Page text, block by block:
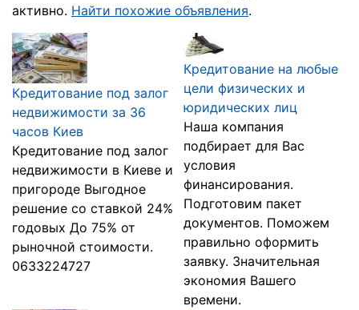
активно. Найти похожие объявления.
Кредитование под залог
недвижимости за 36
часов Киев
Кредитование под залог
недвижимости в Киеве и
пригороде Выгодное
решение со ставкой 24%
годовых До 75% от
рыночной стоимости.
0633224727
Кредитование на любые
цели физических и
юридических лиц
Наша компания
подбирает для Вас
условия
финансирования.
Подготовим пакет
документов. Поможем
правильно оформить
заявку. Значительная
экономия Вашего
времени.